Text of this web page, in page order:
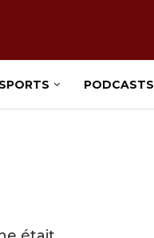
PODCASTS